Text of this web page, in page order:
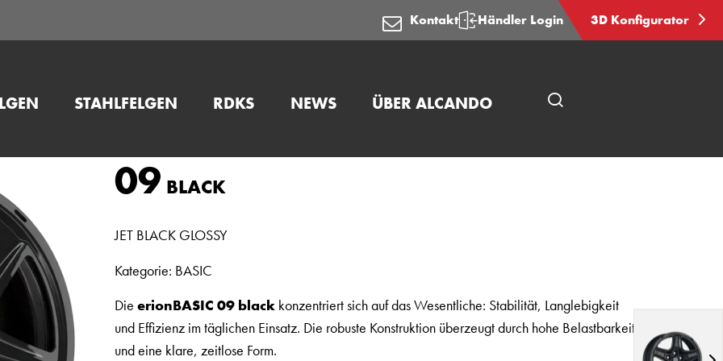
Kontakt Händler Login 3D Konfigurator
STAHLFELGEN RDKS NEWS ÜBER ALCANDO
09 BLACK
JET BLACK GLOSSY
Kategorie: BASIC
Die erionBASIC 09 blackkonzentriert sich auf das Wesentliche: Stabilität, Langlebigkeit
und Effizienz im täglichen Einsatz. Die robuste Konstruktion überzeugt durch hohe Belastbarkeit
und eine klare, zeitlose Form.